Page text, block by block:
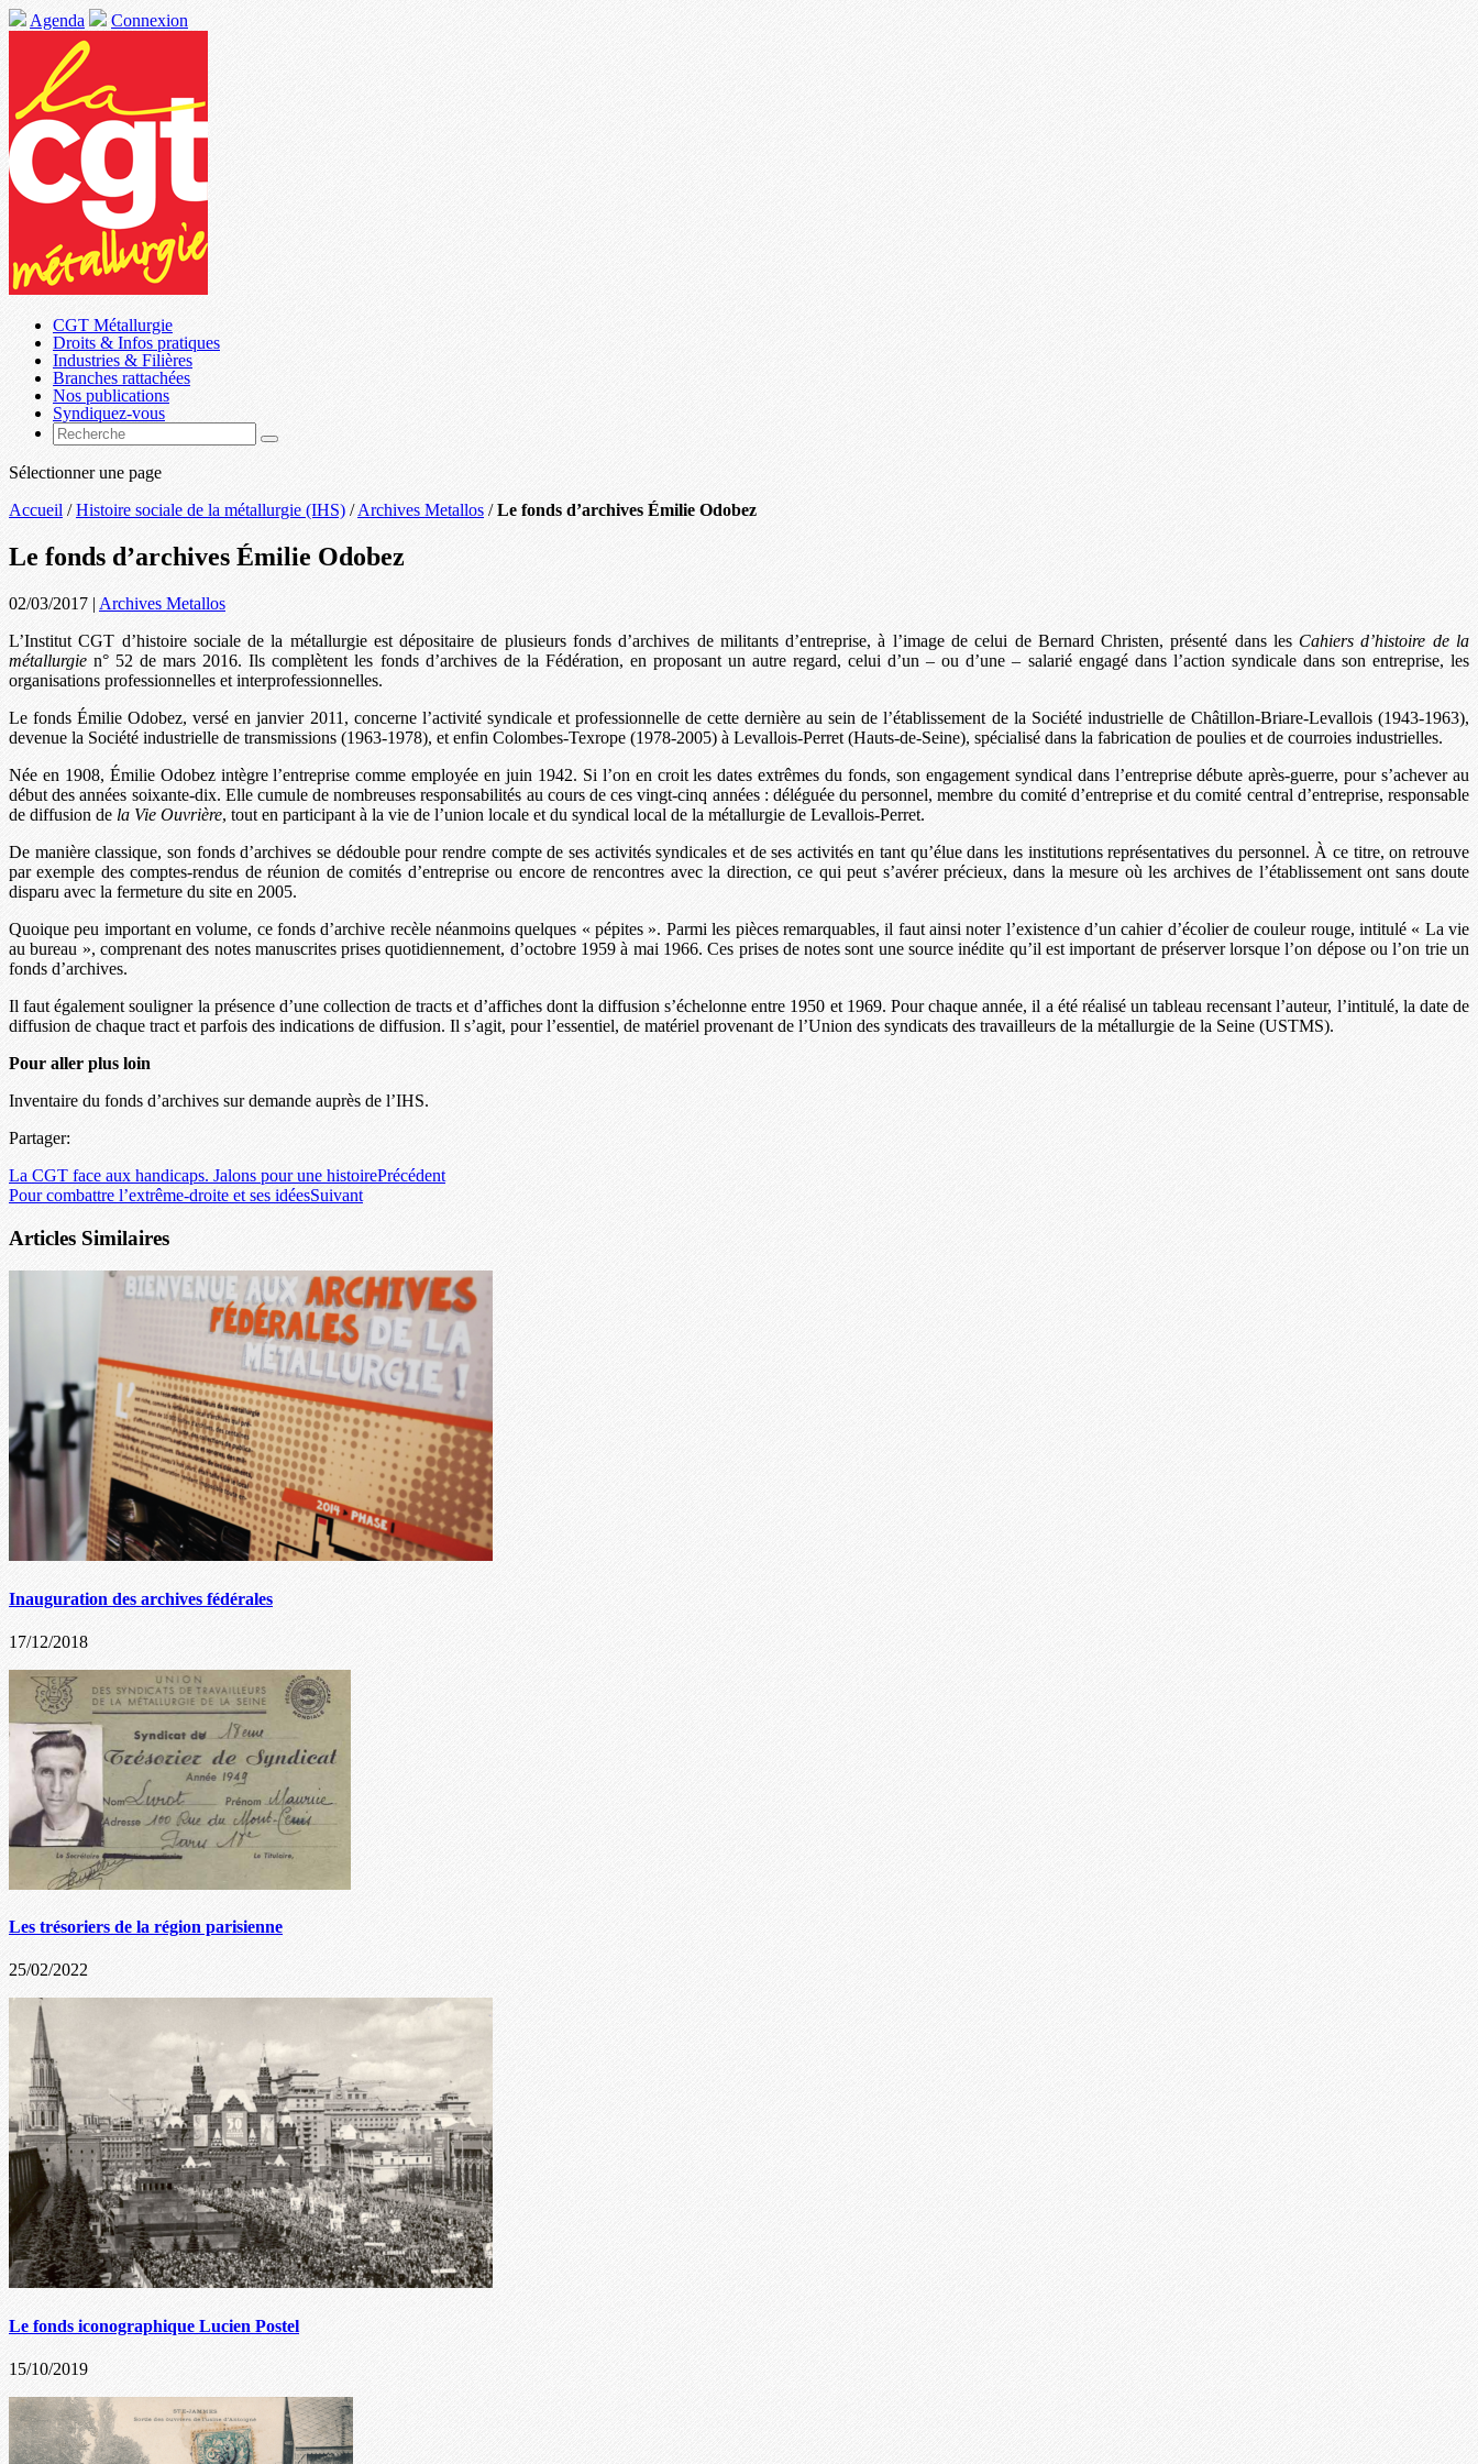
Agenda Connexion
CGT Métallurgie
Droits & Infos pratiques
Industries & Filières
Branches rattachées
Nos publications
Syndiquez-vous
Sélectionner une page
Accueil /Histoire sociale de la métallurgie (IHS) /Archives Metallos /Le fonds d’archives Émilie Odobez
Le fonds d’archives Émilie Odobez
02/03/2017 | Archives Metallos
L’Institut CGT d’histoire sociale de la métallurgie est dépositaire de plusieurs fonds d’archives de militants d’entreprise, à l’image de celui de Bernard Christen, présenté dans lesCahiers d’histoire de la
métallurgie n° 52 de mars 2016. Ils complètent les fonds d’archives de la Fédération, en proposant un autre regard, celui d’un – ou d’une – salarié engagé dans l’action syndicale dans son entreprise, les
organisations professionnelles et interprofessionnelles.
Le fonds Émilie Odobez, versé en janvier 2011, concerne l’activité syndicale et professionnelle de cette dernière au sein de l’établissement de la Société industrielle de Châtillon-Briare-Levallois (1943-1963),
devenue la Société industrielle de transmissions (1963-1978), et enfin Colombes-Texrope (1978-2005) à Levallois-Perret (Hauts-de-Seine), spécialisé dans la fabrication de poulies et de courroies industrielles.
Née en 1908, Émilie Odobez intègre l’entreprise comme employée en juin 1942. Si l’on en croit les dates extrêmes du fonds, son engagement syndical dans l’entreprise débute après-guerre, pour s’achever au
début des années soixante-dix. Elle cumule de nombreuses responsabilités au cours de ces vingt-cinq années : déléguée du personnel, membre du comité d’entreprise et du comité central d’entreprise, responsable
de diffusion de la Vie Ouvrière, tout en participant à la vie de l’union locale et du syndical local de la métallurgie de Levallois-Perret.
De manière classique, son fonds d’archives se dédouble pour rendre compte de ses activités syndicales et de ses activités en tant qu’élue dans les institutions représentatives du personnel. À ce titre, on retrouve
par exemple des comptes-rendus de réunion de comités d’entreprise ou encore de rencontres avec la direction, ce qui peut s’avérer précieux, dans la mesure où les archives de l’établissement ont sans doute
disparu avec la fermeture du site en 2005.
Quoique peu important en volume, ce fonds d’archive recèle néanmoins quelques « pépites ». Parmi les pièces remarquables, il faut ainsi noter l’existence d’un cahier d’écolier de couleur rouge, intitulé « La vie
au bureau », comprenant des notes manuscrites prises quotidiennement, d’octobre 1959 à mai 1966. Ces prises de notes sont une source inédite qu’il est important de préserver lorsque l’on dépose ou l’on trie un
fonds d’archives.
Il faut également souligner la présence d’une collection de tracts et d’affiches dont la diffusion s’échelonne entre 1950 et 1969. Pour chaque année, il a été réalisé un tableau recensant l’auteur, l’intitulé, la date de
diffusion de chaque tract et parfois des indications de diffusion. Il s’agit, pour l’essentiel, de matériel provenant de l’Union des syndicats des travailleurs de la métallurgie de la Seine (USTMS).
Pour aller plus loin
Inventaire du fonds d’archives sur demande auprès de l’IHS.
Partager:
La CGT face aux handicaps. Jalons pour une histoirePrécédent
Pour combattre l’extrême-droite et ses idéesSuivant
Articles Similaires
Inauguration des archives fédérales
17/12/2018
Les trésoriers de la région parisienne
25/02/2022
Le fonds iconographique Lucien Postel
15/10/2019